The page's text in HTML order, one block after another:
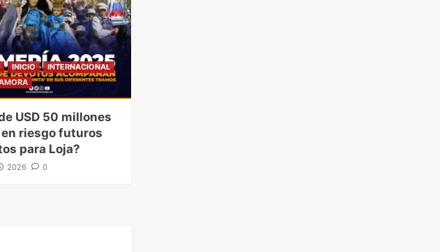
INICIO
INTERNACIONAL
USD 50 millones
riesgo futuros
para Loja?
2026 0